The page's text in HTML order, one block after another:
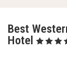
Best
Hotel
, 4 Stjerner